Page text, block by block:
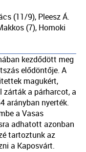
(11/9), Pleesz Á.
(7), Homoki
kezdődött meg
elődöntője. A
magukért,
zárták a párharcot, a
arányban nyerték.
a Vasas
adhatott azonban
tartoztunk az
a Kaposvárt.